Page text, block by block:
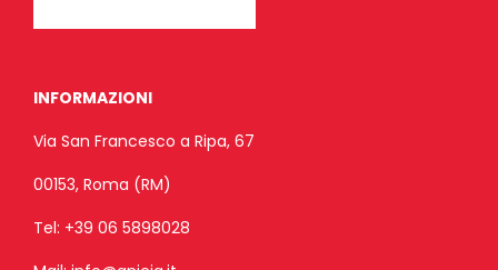
INFORMAZIONI
Via San Francesco a Ripa, 67
00153, Roma (RM)
Tel: +39 06 5898028